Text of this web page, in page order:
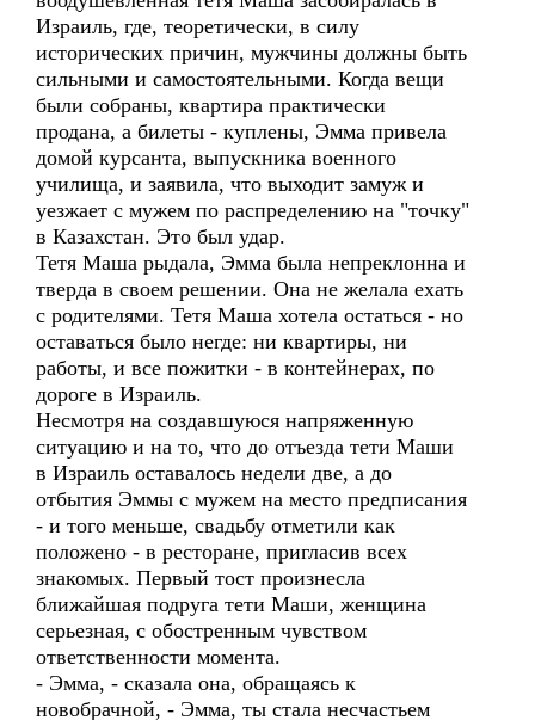
Израиль, где, теоретически, в силу
исторических причин, мужчины должны быть
сильными и самостоятельными. Когда вещи
были собраны, квартира практически
продана, а билеты - куплены, Эмма привела
домой курсанта, выпускника военного
училища, и заявила, что выходит замуж и
уезжает с мужем по распределению на "точку"
в Казахстан. Это был удар.
Тетя Маша рыдала, Эмма была непреклонна и
тверда в своем решении. Она не желала ехать
с родителями. Тетя Маша хотела остаться - но
оставаться было негде: ни квартиры, ни
работы, и все пожитки - в контейнерах, по
дороге в Израиль.
Несмотря на создавшуюся напряженную
ситуацию и на то, что до отъезда тети Маши
в Израиль оставалось недели две, а до
отбытия Эммы с мужем на место предписания
- и того меньше, свадьбу отметили как
положено - в ресторане, пригласив всех
знакомых. Первый тост произнесла
ближайшая подруга тети Маши, женщина
серьезная, с обостренным чувством
ответственности момента.
- Эмма, - сказала она, обращаясь к
новобрачной, - Эмма, ты стала несчастьем